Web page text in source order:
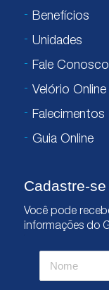
Benefícios
Unidades
Fale Conosco
Velório Online
Falecimentos
Guia Online
Cadastre-se
Você pode
informações do